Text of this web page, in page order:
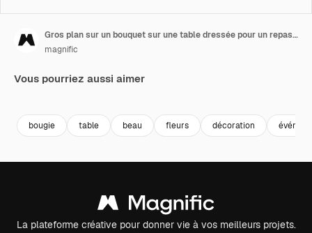
Gros plan sur un bouquet sur une table dressée pour un repas lors d'une réception de mariage, avec un marque-place pour la mariée
magnific
Vous pourriez aussi aimer
bougie table beau fleurs décoration
La plateforme créative pour donner vie à vos meilleurs projets.